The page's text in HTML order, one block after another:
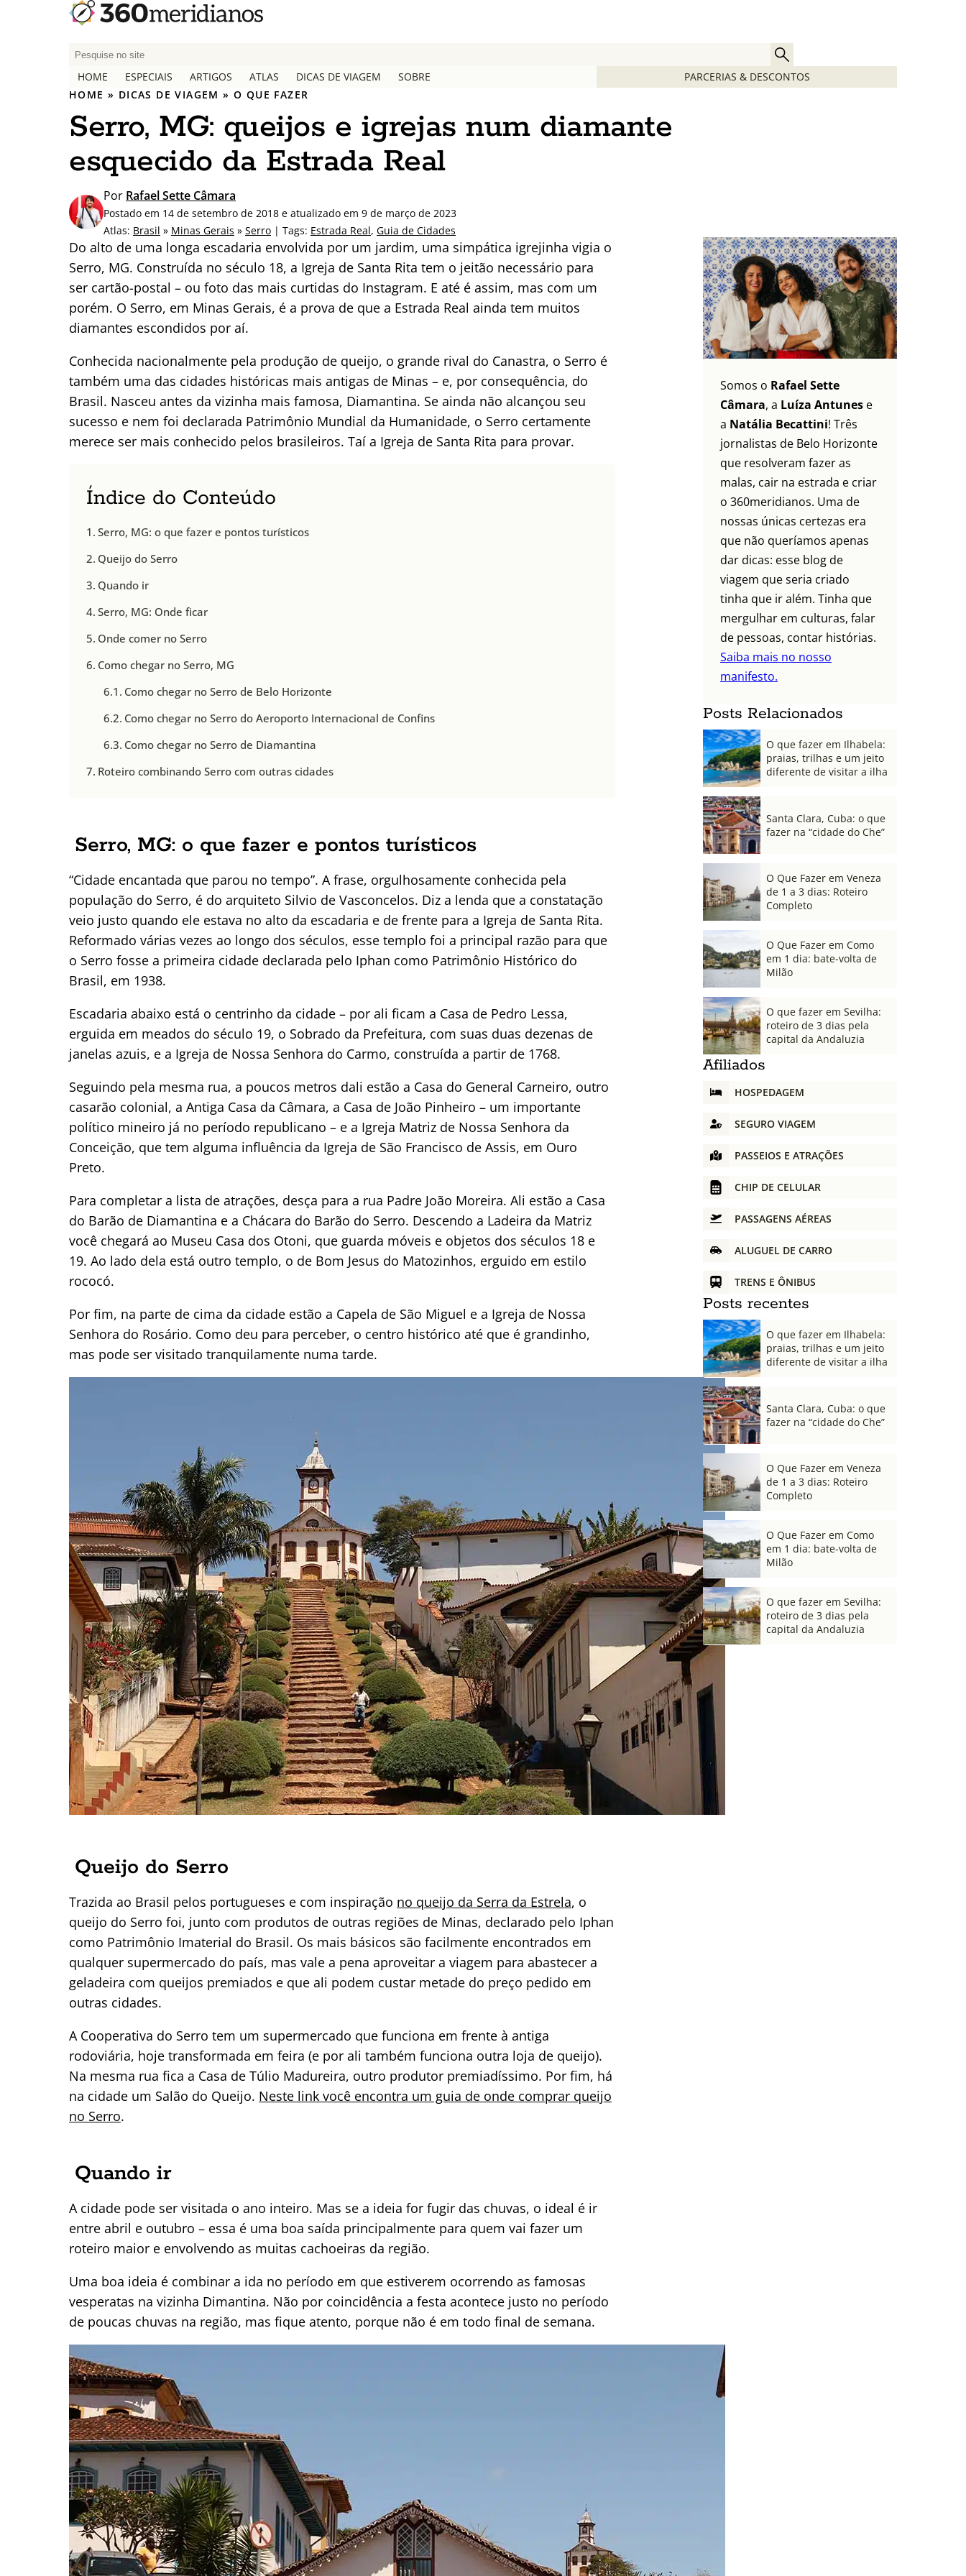
P
q
u
i
s
a
p
o
r
:
HOME ESPECIAIS ARTIGOS ATLAS DICAS DE VIAGEM SOBRE
PARCERIAS & DESCONTOS
HOME » DICAS DE VIAGEM »O QUE FAZER
Serro, MG: queijos e igrejas num diamante
esquecido da Estrada Real
Por Rafael Sette Câmara
Postado em 14 de setembro de 2018 e atualizado em 9 de março de 2023
Atlas: Brasil » Minas Gerais » Serro | Tags: Estrada Real, Guia de Cidades
Do alto de uma longa escadaria envolvida por um jardim, uma simpática igrejinha vigia o
Serro, MG. Construída no século 18, a Igreja de Santa Rita tem o jeitão necessário para
ser cartão-postal – ou foto das mais curtidas do Instagram. E até é assim, mas com um
porém. O Serro, em Minas Gerais, é a prova de que a Estrada Real ainda tem muitos
diamantes escondidos por aí.
Conhecida nacionalmente pela produção de queijo, o grande rival do Canastra, o Serro é
também uma das cidades históricas mais antigas de Minas – e, por consequência, do
Brasil. Nasceu antes da vizinha mais famosa, Diamantina. Se ainda não alcançou seu
sucesso e nem foi declarada Patrimônio Mundial da Humanidade, o Serro certamente
merece ser mais conhecido pelos brasileiros. Taí a Igreja de Santa Rita para provar.
Índice do Conteúdo
Serro, MG: o que fazer e pontos turísticos
Queijo do Serro
Quando ir
Serro, MG: Onde ficar
Onde comer no Serro
Como chegar no Serro, MG
Como chegar no Serro de Belo Horizonte
Como chegar no Serro do Aeroporto Internacional de Confins
Como chegar no Serro de Diamantina
Roteiro combinando Serro com outras cidades
Serro, MG: o que fazer e pontos turísticos
“Cidade encantada que parou no tempo”. A frase, orgulhosamente conhecida pela
população do Serro, é do arquiteto Silvio de Vasconcelos. Diz a lenda que a constatação
veio justo quando ele estava no alto da escadaria e de frente para a Igreja de Santa Rita.
Reformado várias vezes ao longo dos séculos, esse templo foi a principal razão para que
o Serro fosse a primeira cidade declarada pelo Iphan como Patrimônio Histórico do
Brasil, em 1938.
Escadaria abaixo está o centrinho da cidade – por ali ficam a Casa de Pedro Lessa,
erguida em meados do século 19, o Sobrado da Prefeitura, com suas duas dezenas de
janelas azuis, e a Igreja de Nossa Senhora do Carmo, construída a partir de 1768.
Seguindo pela mesma rua, a poucos metros dali estão a Casa do General Carneiro, outro
casarão colonial, a Antiga Casa da Câmara, a Casa de João Pinheiro – um importante
político mineiro já no período republicano – e a Igreja Matriz de Nossa Senhora da
Conceição, que tem alguma influência da Igreja de São Francisco de Assis, em Ouro
Preto.
Para completar a lista de atrações, desça para a rua Padre João Moreira. Ali estão a Casa
do Barão de Diamantina e a Chácara do Barão do Serro. Descendo a Ladeira da Matriz
você chegará ao Museu Casa dos Otoni, que guarda móveis e objetos dos séculos 18 e
19. Ao lado dela está outro templo, o de Bom Jesus do Matozinhos, erguido em estilo
rococó.
Por fim, na parte de cima da cidade estão a Capela de São Miguel e a Igreja de Nossa
Senhora do Rosário. Como deu para perceber, o centro histórico até que é grandinho,
mas pode ser visitado tranquilamente numa tarde.
Queijo do Serro
Trazida ao Brasil pelos portugueses e com inspiração no queijo da Serra da Estrela, o
queijo do Serro foi, junto com produtos de outras regiões de Minas, declarado pelo Iphan
como Patrimônio Imaterial do Brasil. Os mais básicos são facilmente encontrados em
qualquer supermercado do país, mas vale a pena aproveitar a viagem para abastecer a
geladeira com queijos premiados e que ali podem custar metade do preço pedido em
outras cidades.
A Cooperativa do Serro tem um supermercado que funciona em frente à antiga
rodoviária, hoje transformada em feira (e por ali também funciona outra loja de queijo).
Na mesma rua fica a Casa de Túlio Madureira, outro produtor premiadíssimo. Por fim, há
na cidade um Salão do Queijo. Neste link você encontra um guia de onde comprar queijo
no Serro.
Quando ir
A cidade pode ser visitada o ano inteiro. Mas se a ideia for fugir das chuvas, o ideal é ir
entre abril e outubro – essa é uma boa saída principalmente para quem vai fazer um
roteiro maior e envolvendo as muitas cachoeiras da região.
Uma boa ideia é combinar a ida no período em que estiverem ocorrendo as famosas
vesperatas na vizinha Dimantina. Não por coincidência a festa acontece justo no período
de poucas chuvas na região, mas fique atento, porque não é em todo final de semana.
Somos o Rafael Sette
Câmara, a Luíza Antunes e
a Natália Becattini! Três
jornalistas de Belo Horizonte
que resolveram fazer as
malas, cair na estrada e criar
o 360meridianos. Uma de
nossas únicas certezas era
que não queríamos apenas
dar dicas: esse blog de
viagem que seria criado
tinha que ir além. Tinha que
mergulhar em culturas, falar
de pessoas, contar histórias.
Saiba mais no nosso
manifesto.
Posts Relacionados
O que fazer em Ilhabela:
praias, trilhas e um jeito
diferente de visitar a ilha
Santa Clara, Cuba: o que
fazer na “cidade do Che”
O Que Fazer em Veneza
de 1 a 3 dias: Roteiro
Completo
O Que Fazer em Como
em 1 dia: bate-volta de
Milão
O que fazer em Sevilha:
roteiro de 3 dias pela
capital da Andaluzia
Afiliados
HOSPEDAGEM
SEGURO VIAGEM
PASSEIOS E ATRAÇÕES
CHIP DE CELULAR
PASSAGENS AÉREAS
ALUGUEL DE CARRO
TRENS E ÔNIBUS
Posts recentes
O que fazer em Ilhabela:
praias, trilhas e um jeito
diferente de visitar a ilha
Santa Clara, Cuba: o que
fazer na “cidade do Che”
O Que Fazer em Veneza
de 1 a 3 dias: Roteiro
Completo
O Que Fazer em Como
em 1 dia: bate-volta de
Milão
O que fazer em Sevilha:
roteiro de 3 dias pela
capital da Andaluzia